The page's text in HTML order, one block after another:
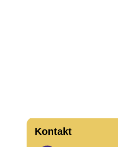
Kontakt